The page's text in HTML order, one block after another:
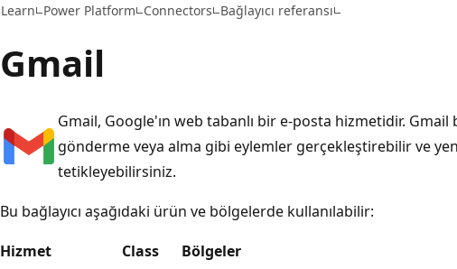
Learn Power Platform Connectors Bağlayıcı referansı
Gmail
Gmail, Google'ın web tabanlı bir e-posta hizmetidir. Gmail
gönderme veya alma gibi eylemler gerçekleştirebilir ve
tetikleyebilirsiniz.
Bu bağlayıcı aşağıdaki ürün ve bölgelerde kullanılabilir:
Hizmet
Class Bölgeler